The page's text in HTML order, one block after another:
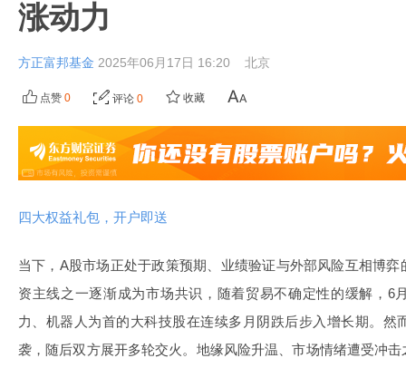
涨动力
方正富邦基金 2025年06月17日 16:20 北京
点赞 0 评论 0 收藏
四大权益礼包，开户即送
当下，A股市场正处于政策预期、业绩验证与外部风险互相博
资主线之一逐渐成为市场共识，随着贸易不确定性的缓解，6
力、机器人为首的大科技股在连续多月阴跌后步入增长期。然
袭，随后双方展开多轮交火。地缘风险升温、市场情绪遭受冲